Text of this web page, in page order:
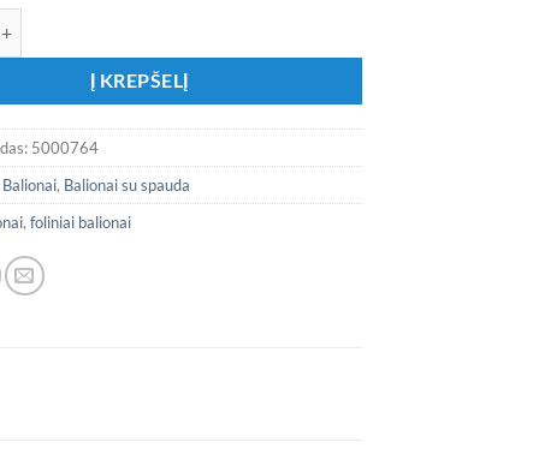
Į KREPŠELĮ
5000764
Balionai, Balionai su spauda
,foliniai balionai